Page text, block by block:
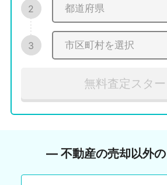
2
3
無料査定スター
― 不動産の売却以外